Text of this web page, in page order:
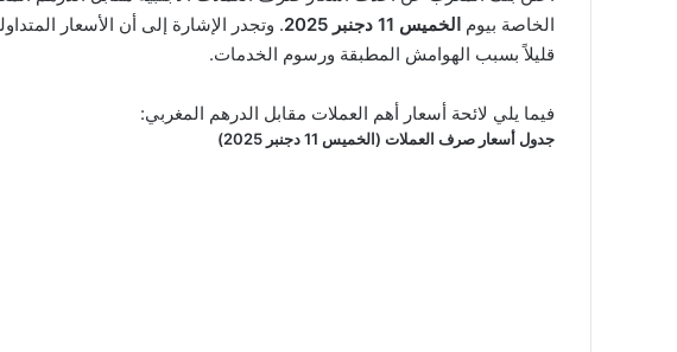
الخاصة بيوم الخميس 11 دجنبر 2025
. وتجدر الإشارة إلى أن الأسعار
قليلاً بسبب الهوامش المطبقة ورسوم الخدمات.
فيما يلي لائحة أسعار أهم العملات مقابل الدرهم المغربي:
جدول أسعار صرف العملات (الخميس 11 دجنبر 2025)